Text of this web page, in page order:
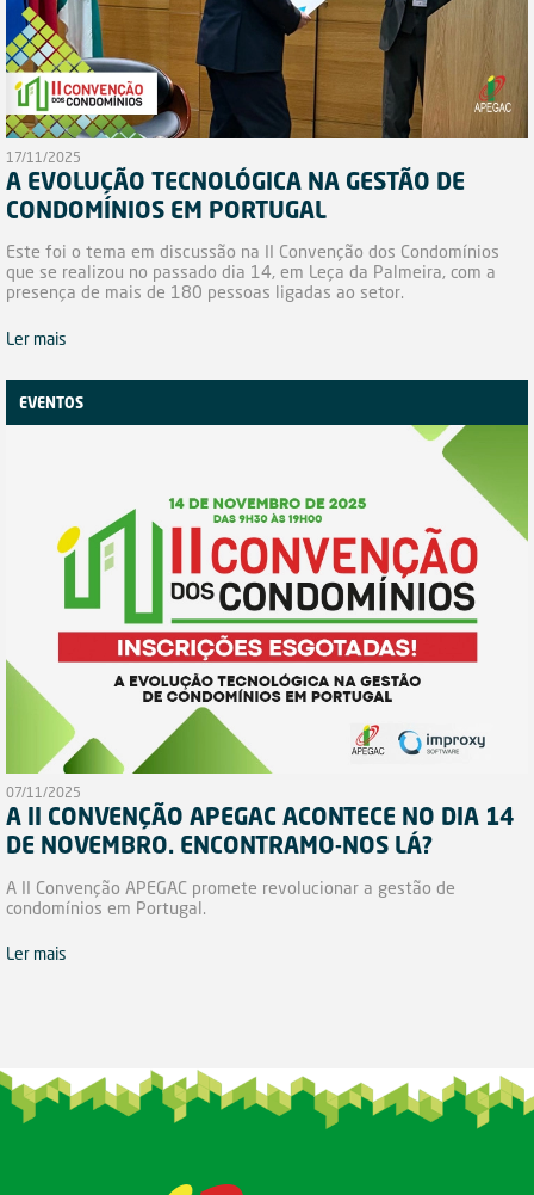
17/11/2025
A EVOLUÇÃO TECNOLÓGICA NA GESTÃO DE
CONDOMÍNIOS EM PORTUGAL
Este foi o tema em discussão na II Convenção dos Condomínios
que se realizou no passado dia 14, em Leça da Palmeira, com a
presença de mais de 180 pessoas ligadas ao setor.
Ler mais
EVENTOS
07/11/2025
A II CONVENÇÃO APEGAC ACONTECE NO DIA 14
DE NOVEMBRO. ENCONTRAMO-NOS LÁ?
A II Convenção APEGAC promete revolucionar a gestão de
condomínios em Portugal.
Ler mais